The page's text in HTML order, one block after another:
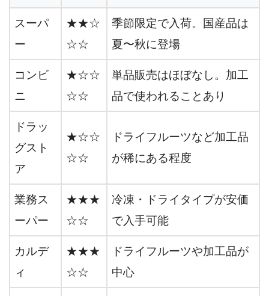
スーパ
ー
★★☆
☆☆
季節限定で入荷。国産品は
夏〜秋に登場
コンビ
ニ
★☆☆
☆☆
単品販売はほぼなし。加工
品で使われることあり
ドラッ
グスト
ア
★☆☆
☆☆
ドライフルーツなど加工品
が稀にある程度
業務ス
ーパー
★★★
☆☆
冷凍・ドライタイプが安価
で入手可能
カルデ
ィ
★★★
☆☆
ドライフルーツや加工品が
中心